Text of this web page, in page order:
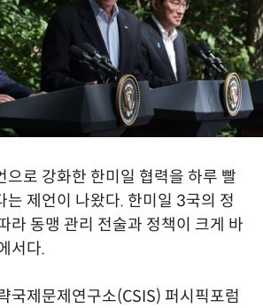
으로 강화한 한미일 협력을 하루 빨
는 제언이 나왔다. 한미일 3국의 정
라 동맹 관리 전술과 정책이 크게 바
서다.
국제문제연구소(CSIS) 퍼시픽포럼